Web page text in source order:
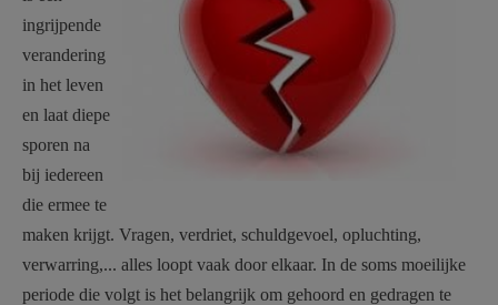
ingrijpende
verandering
in het leven
en laat diepe
sporen na
bij iedereen
die ermee te
maken krijgt. Vragen, verdriet, schuldgevoel, opluchting,
verwarring,... alles loopt vaak door elkaar. In de soms moeilijke
periode die volgt is het belangrijk om gehoord en gedragen te